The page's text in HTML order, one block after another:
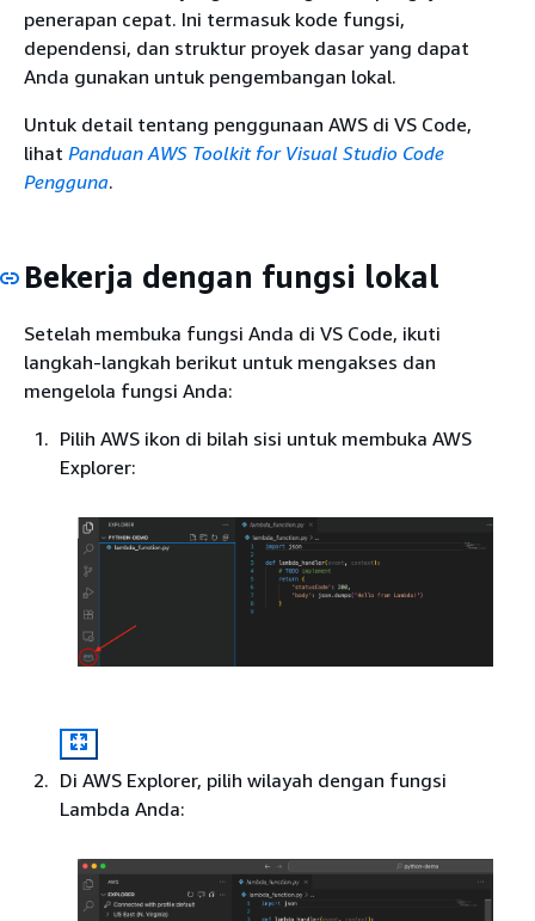
penerapan cepat. Ini termasuk kode fungsi,
dependensi, dan struktur proyek dasar yang dapat
Anda gunakan untuk pengembangan lokal.
Untuk detail tentang penggunaan AWS di VS Code,
lihat Panduan AWS Toolkit for Visual Studio Code
Pengguna.
Bekerja dengan fungsi lokal
Setelah membuka fungsi Anda di VS Code, ikuti
langkah-langkah berikut untuk mengakses dan
mengelola fungsi Anda:
Pilih AWS ikon di bilah sisi untuk membuka AWS
Explorer:
Di AWS Explorer, pilih wilayah dengan fungsi
Lambda Anda: